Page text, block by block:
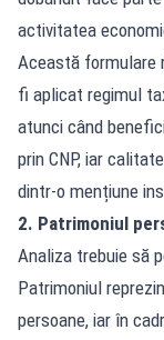
activitatea
Această formulare
fi aplicat regimul
atunci când
prin CNP, iar
dintr-o mențiune
2. Patrimoniul
Analiza trebuie să
Patrimoniul
persoane, iar în